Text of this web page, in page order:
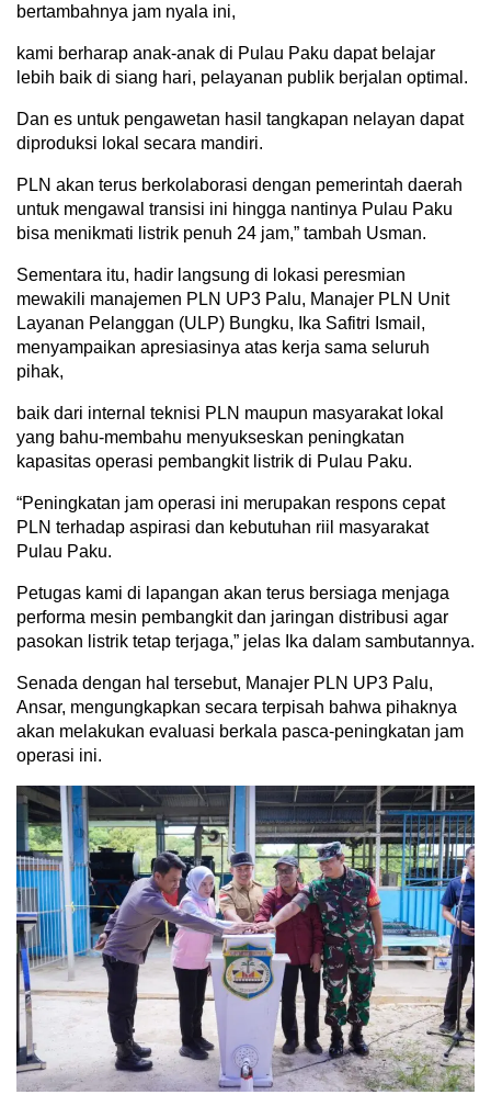
bertambahnya jam nyala ini,
kami berharap anak-anak di Pulau Paku dapat belajar
lebih baik di siang hari, pelayanan publik berjalan optimal.
Dan es untuk pengawetan hasil tangkapan nelayan dapat
diproduksi lokal secara mandiri.
PLN akan terus berkolaborasi dengan pemerintah daerah
untuk mengawal transisi ini hingga nantinya Pulau Paku
bisa menikmati listrik penuh 24 jam,” tambah Usman.
Sementara itu, hadir langsung di lokasi peresmian
mewakili manajemen PLN UP3 Palu, Manajer PLN Unit
Layanan Pelanggan (ULP) Bungku, Ika Safitri Ismail,
menyampaikan apresiasinya atas kerja sama seluruh
pihak,
baik dari internal teknisi PLN maupun masyarakat lokal
yang bahu-membahu menyukseskan peningkatan
kapasitas operasi pembangkit listrik di Pulau Paku.
“Peningkatan jam operasi ini merupakan respons cepat
PLN terhadap aspirasi dan kebutuhan riil masyarakat
Pulau Paku.
Petugas kami di lapangan akan terus bersiaga menjaga
performa mesin pembangkit dan jaringan distribusi agar
pasokan listrik tetap terjaga,” jelas Ika dalam sambutannya.
Senada dengan hal tersebut, Manajer PLN UP3 Palu,
Ansar, mengungkapkan secara terpisah bahwa pihaknya
akan melakukan evaluasi berkala pasca-peningkatan jam
operasi ini.